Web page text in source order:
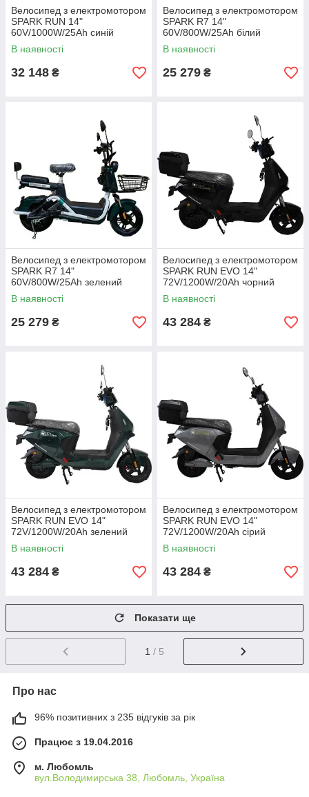
Велосипед з електромотором
SPARK RUN 14"
60V/1000W/25Ah синій
В наявності
32 148 ₴
Велосипед з електромотором
SPARK R7 14"
60V/800W/25Ah білий
В наявності
25 279 ₴
Велосипед з електромотором
SPARK R7 14"
60V/800W/25Ah зелений
В наявності
25 279 ₴
Велосипед з електромотором
SPARK RUN EVO 14"
72V/1200W/20Ah чорний
В наявності
43 284 ₴
Велосипед з електромотором
SPARK RUN EVO 14"
72V/1200W/20Ah зелений
В наявності
43 284 ₴
Велосипед з електромотором
SPARK RUN EVO 14"
72V/1200W/20Ah сірий
В наявності
43 284 ₴
Показати ще
1 / 5
Про нас
96% позитивних з 235 відгуків за рік
Працює з 19.04.2016
м. Любомль
вул.Володимирська 38, Любомль, Україна